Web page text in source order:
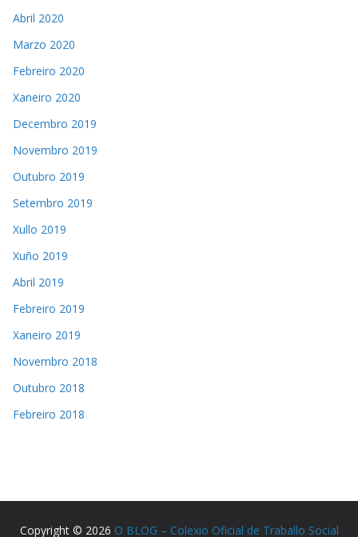
Abril 2020
Marzo 2020
Febreiro 2020
Xaneiro 2020
Decembro 2019
Novembro 2019
Outubro 2019
Setembro 2019
Xullo 2019
Xuño 2019
Abril 2019
Febreiro 2019
Xaneiro 2019
Novembro 2018
Outubro 2018
Febreiro 2018
Copyright © 2026 O BLOG – Colexio Oficial de Traballo Social